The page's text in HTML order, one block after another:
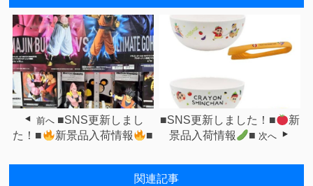
前へ ■SNS更新しまし
た！■
新景品入荷情報 ■
■SNS更新しました！■
新
景品入荷情報
■ 次へ
関連記事